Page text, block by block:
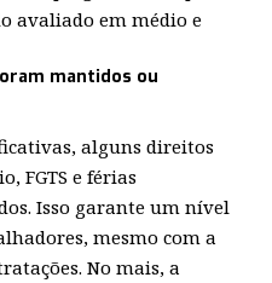
avaliado em médio e
mantidos ou
alguns direitos
FGTS e férias
Isso garante um nível
mesmo com a
No mais, a